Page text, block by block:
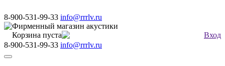
8-900-531-99-33 info@rrrlv.ru
Фирменный магазин акустики
Корзина пуста
Вход
8-900-531-99-33 info@rrrlv.ru
Меню